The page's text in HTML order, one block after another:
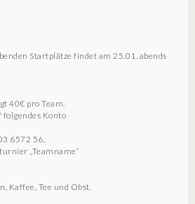
Startplätze findet am 25.01. abends
40€ pro Team.
folgendes Konto
6572 56,
„Teamname“
Kaffee, Tee und Obst.